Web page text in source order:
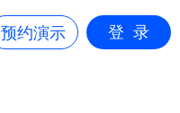
预约演示 登录